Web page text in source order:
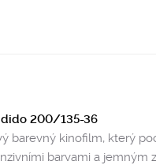
200/135-36
barevný kinofilm, který
barvami a jemným